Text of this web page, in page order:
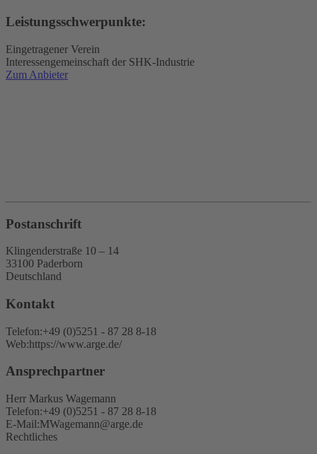
Leistungsschwerpunkte:
Eingetragener Verein
Interessengemeinschaft der SHK-Industrie
Zum Anbieter
Postanschrift
Klingenderstraße 10 – 14
33100 Paderborn
Deutschland
Kontakt
Telefon:+49 (0)5251 - 87 28 8-18
Web:https://www.arge.de/
Ansprechpartner
Herr Markus Wagemann
Telefon:+49 (0)5251 - 87 28 8-18
E-Mail:MWagemann@arge.de
Rechtliches